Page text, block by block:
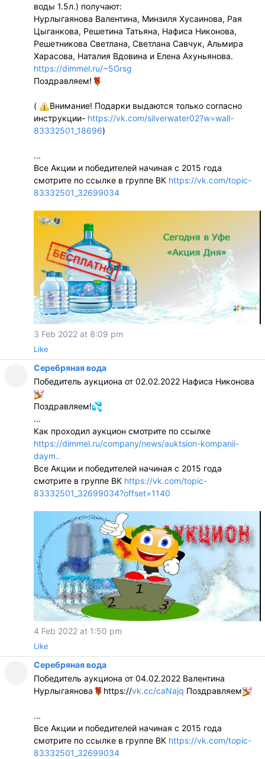
воды 1.5л.) получают:
Нурлыгаянова Валентина, Минзиля Хусаинова, Рая
Цыганкова, Решетина Татьяна, Нафиса Никонова,
Решетникова Светлана, Светлана Савчук, Альмира
Харасова, Наталия Вдовина и Елена Ахуньянова.
https://dimmel.ru/~5Grsg
Поздравляем!
(
Внимание! Подарки выдаются только согласно
инструкции- https://vk.com/silverwater02?w=wall-
83332501_18696)
...
Все Акции и победителей начиная с 2015 года
смотрите по ссылке в группе ВК https://vk.com/topic-
83332501_32699034
3 Feb 2022 at 8:09 pm
Like
Серебряная вода
Победитель аукциона от 02.02.2022 Нафиса Никонова
Поздравляем!
...
Как проходил аукцион смотрите по ссылке
https://dimmel.ru/company/news/auktsion-kompanii-
daym..
Все Акции и победителей начиная с 2015 года
смотрите в группе ВК https://vk.com/topic-
83332501_32699034?offset=1140
4 Feb 2022 at 1:50 pm
Like
Серебряная вода
Победитель аукциона от 04.02.2022 Валентина
Нурлыгаянова
https://vk.cc/caNajq Поздравляем
...
Все Акции и победителей начиная с 2015 года
смотрите по ссылке в группе ВК https://vk.com/topic-
83332501_32699034